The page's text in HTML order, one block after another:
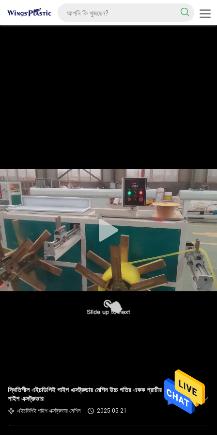
স্থিতিশীল এইচডিপিই পাইপ এক্সট্রুডার মেশিন উচ্চ গতির একক প্রাচীর ঢেউতোলা
পাইপ এক্সট্রুডার
এইচডিপিই পাইপ এক্সট্রুডার মেশিন 2025-05-21